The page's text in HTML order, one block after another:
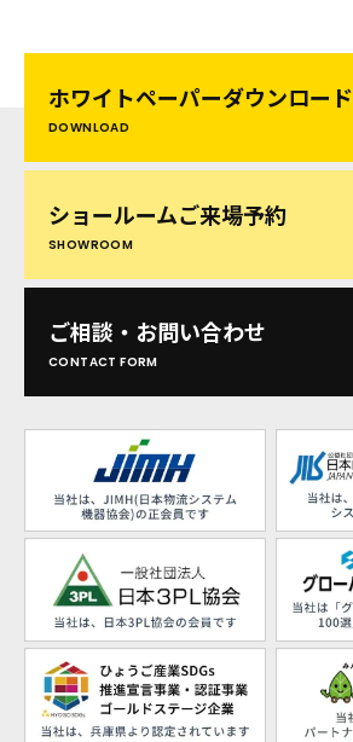
ホワイトペーパーダウンロード
DOWNLOAD
ショールームご来場予約
SHOWROOM
ご相談・お問い合わせ
CONTACT FORM